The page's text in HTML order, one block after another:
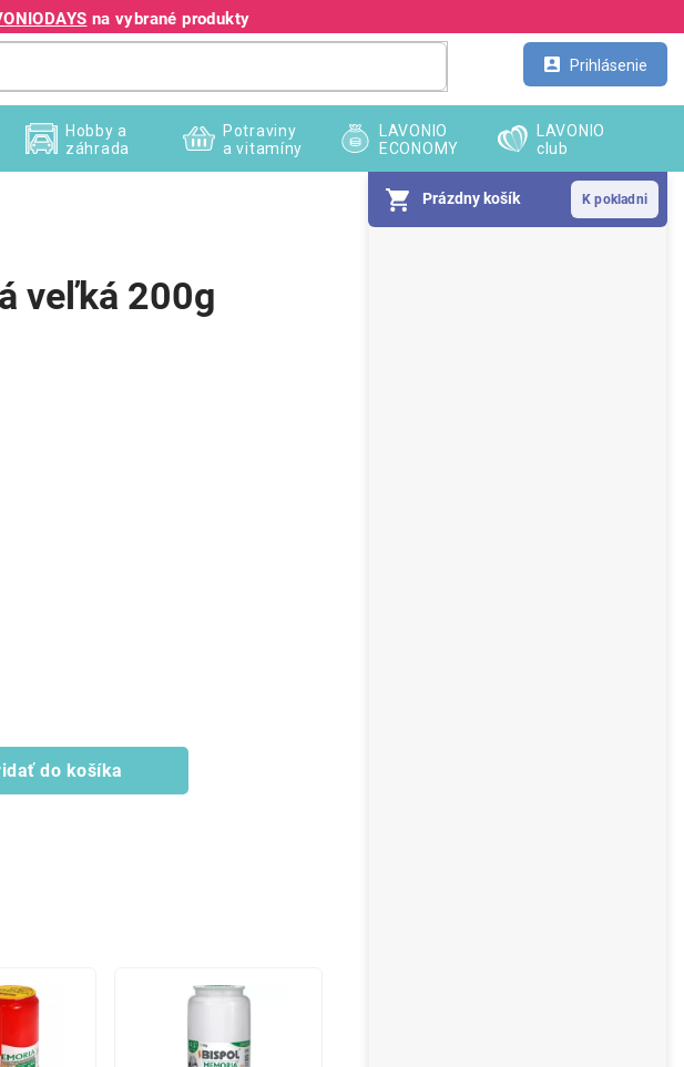
na vybrané produkty
995 209
Prihlásenie
Prázdny košík
Hobby a
záhrada
Potraviny
a vitamíny
LAVONIO
ECONOMY
LAVONIO
club
veľká 200g
do košíka